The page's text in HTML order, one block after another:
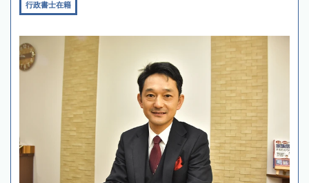
行政書士在籍